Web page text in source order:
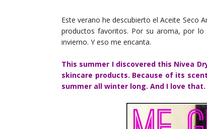
Este verano he descubierto el Aceite Seco
productos favoritos. Por su aroma, por
invierno. Y eso me encanta.
This summer I discovered this Nivea
skincare products. Because of its
summer all winter long. And I love that.